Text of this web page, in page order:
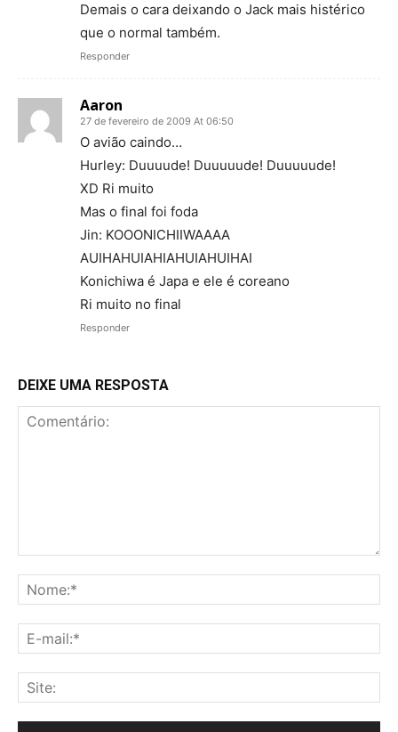
Demais o cara deixando o Jack mais histérico
que o normal também.
Responder
Aaron
27 de fevereiro de 2009 At 06:50
O avião caindo…
Hurley: Duuuude! Duuuuude! Duuuuude!
XD Ri muito
Mas o final foi foda
Jin: KOOONICHIIWAAAA
AUIHAHUIAHIAHUIAHUIHAI
Konichiwa é Japa e ele é coreano
Ri muito no final
Responder
DEIXE UMA RESPOSTA